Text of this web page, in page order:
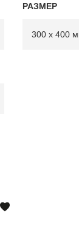
РАЗМЕР